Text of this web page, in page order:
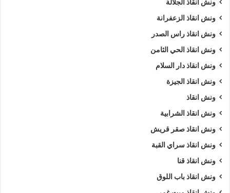
ونش انقاذ الجلالة
ونش انقاذ الزعفرانة
ونش انقاذ راس الصدر
ونش انقاذ الحي الثامن
ونش انقاذ دار السلام
ونش انقاذ الجيزة
ونش انقاذ
ونش انقاذ الشرابية
ونش انقاذ صقر قريش
ونش انقاذ سراي القبة
ونش انقاذ قنا
ونش انقاذ باب اللوق